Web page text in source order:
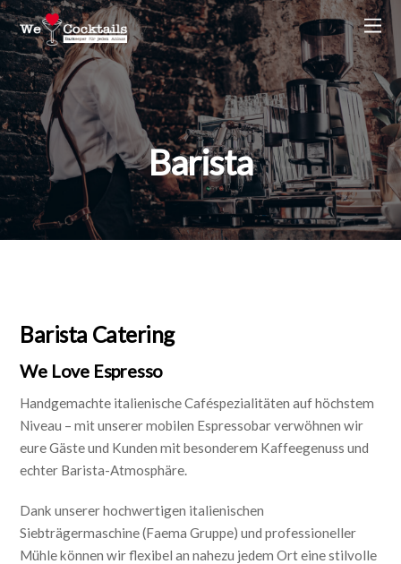
Barista
Barista Catering
We Love Espresso
Handgemachte italienische Caféspezialitäten auf höchstem
Niveau – mit unserer mobilen Espressobar verwöhnen wir
eure Gäste und Kunden mit besonderem Kaffeegenuss und
echter Barista-Atmosphäre.
Dank unserer hochwertigen italienischen
Siebträgermaschine (Faema Gruppe) und professioneller
Mühle können wir flexibel an nahezu jedem Ort eine stilvolle